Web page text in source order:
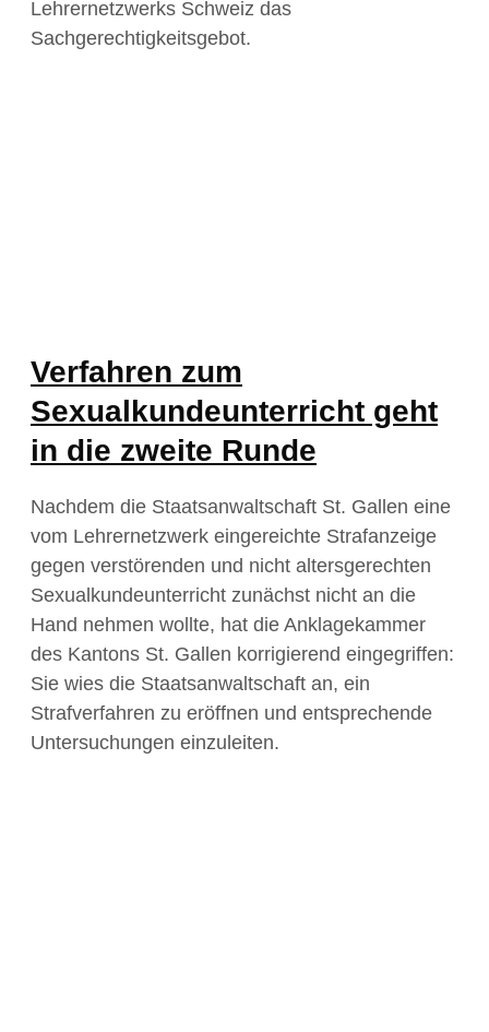
Lehrernetzwerks Schweiz das
Sachgerechtigkeitsgebot.
Verfahren zum
Sexualkundeunterricht geht
in die zweite Runde
Nachdem die Staatsanwaltschaft St. Gallen eine
vom Lehrernetzwerk eingereichte Strafanzeige
gegen verstörenden und nicht altersgerechten
Sexualkundeunterricht zunächst nicht an die
Hand nehmen wollte, hat die Anklagekammer
des Kantons St. Gallen korrigierend eingegriffen:
Sie wies die Staatsanwaltschaft an, ein
Strafverfahren zu eröffnen und entsprechende
Untersuchungen einzuleiten.